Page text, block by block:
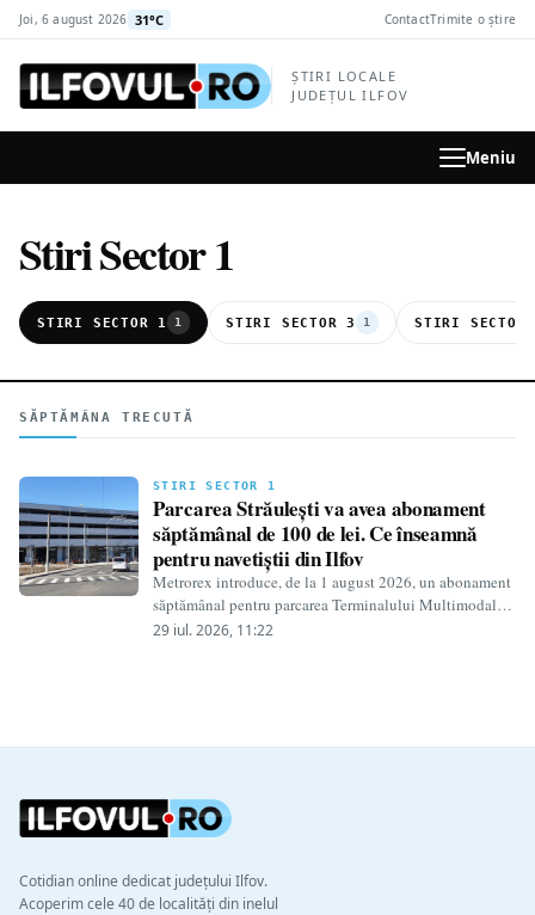
conținutul
Joi, 6 august 2026 31°C ContactTrimite o știre
ȘTIRI LOCALE
JUDEȚUL ILFOV
Meniu
Stiri Sector 1
STIRI SECTOR 1 1 STIRI SECTOR 3 1 STIRI SECTOR
SĂPTĂMÂNA TRECUTĂ
STIRI SECTOR 1
Parcarea Străulești va avea abonament
săptămânal de 100 de lei. Ce înseamnă
pentru navetiștii din Ilfov
Metrorex introduce, de la 1 august 2026, un abonament
săptămânal pentru parcarea Terminalului Multimodal
Străulești. Acesta costă 100 de lei și permite…
29 iul. 2026, 11:22
Cotidian online dedicat județului Ilfov.
Acoperim cele 40 de localități din inelul